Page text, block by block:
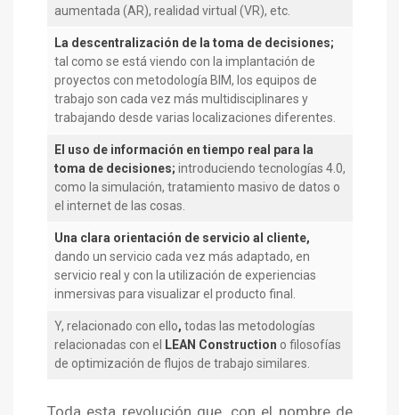
aumentada (AR), realidad virtual (VR), etc.
La descentralización de la toma de decisiones;
tal como se está viendo con la implantación de
proyectos con metodología BIM, los equipos de
trabajo son cada vez más multidisciplinares y
trabajando desde varias localizaciones diferentes.
El uso de información en tiempo real para la
toma de decisiones; introduciendo tecnologías 4.0,
como la simulación, tratamiento masivo de datos o
el internet de las cosas.
Una clara orientación de servicio al cliente,
dando un servicio cada vez más adaptado, en
servicio real y con la utilización de experiencias
inmersivas para visualizar el producto final.
Y, relacionado con ello, todas las metodologías
relacionadas con el
LEAN Construction o filosofías
de optimización de flujos de trabajo similares.
Toda esta revolución que, con el nombre de